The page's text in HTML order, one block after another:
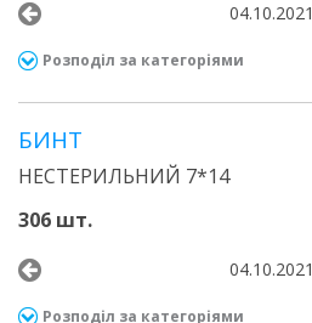
04.10.2021
Розподіл за категоріями
БИНТ
НЕСТЕРИЛЬНИЙ 7*14
306 шт.
04.10.2021
Розподіл за категоріями